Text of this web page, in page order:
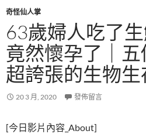
奇怪仙人掌
63歲婦人吃了
竟然懷孕了｜
超誇張的生物生
20 3 月, 2020 發佈留言
[今日影片內容_About]